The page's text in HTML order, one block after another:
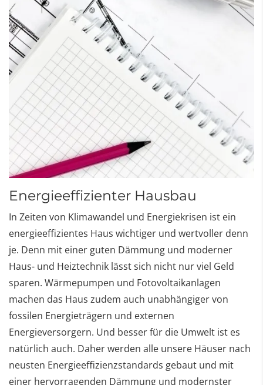
Energieeffizienter Hausbau
In Zeiten von Klimawandel und Energiekrisen ist ein
energieeffizientes Haus wichtiger und wertvoller denn
je. Denn mit einer guten Dämmung und moderner
Haus- und Heiztechnik lässt sich nicht nur viel Geld
sparen. Wärmepumpen und Fotovoltaikanlagen
machen das Haus zudem auch unabhängiger von
fossilen Energieträgern und externen
Energieversorgern. Und besser für die Umwelt ist es
natürlich auch. Daher werden alle unsere Häuser nach
neusten Energieeffizienzstandards gebaut und mit
einer hervorragenden Dämmung und modernster